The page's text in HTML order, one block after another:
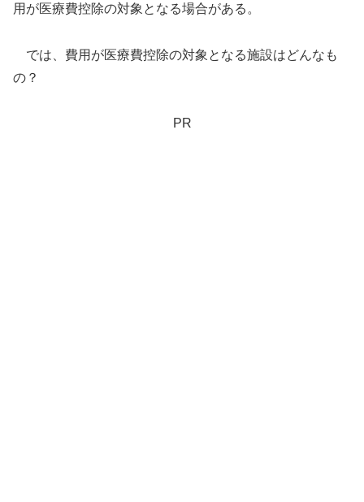
用が医療費控除の対象となる場合がある。
では、費用が医療費控除の対象となる施設はどんなも
の？
PR